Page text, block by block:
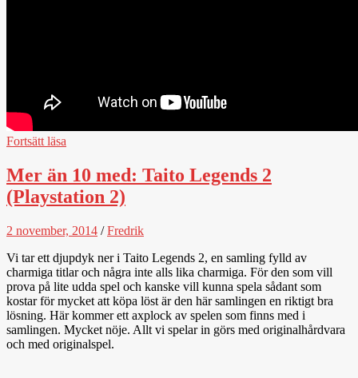
Fortsätt läsa
Mer än 10 med: Taito Legends 2
(Playstation 2)
2 november, 2014 /Fredrik
Vi tar ett djupdyk ner i Taito Legends 2, en samling fylld av
charmiga titlar och några inte alls lika charmiga. För den som vill
prova på lite udda spel och kanske vill kunna spela sådant som
kostar för mycket att köpa löst är den här samlingen en riktigt bra
lösning. Här kommer ett axplock av spelen som finns med i
samlingen. Mycket nöje. Allt vi spelar in görs med originalhårdvara
och med originalspel.